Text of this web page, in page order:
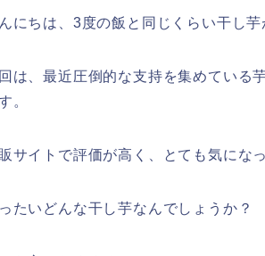
にちは、3度の飯と同じくらい干し
は、最近圧倒的な支持を集めている
。
サイトで評価が高く、とても気にな
たいどんな干し芋なんでしょうか？